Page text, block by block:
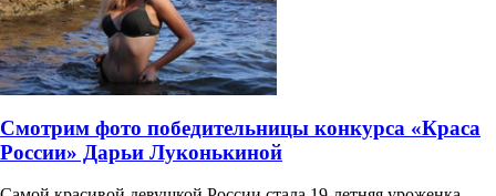
Смотрим фото победительницы конкурса «Краса
России» Дарьи Луконькиной